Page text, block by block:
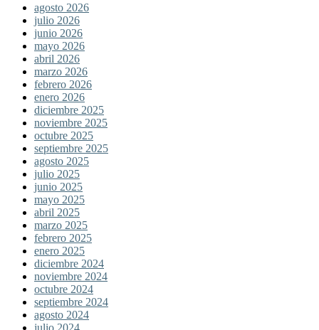
agosto 2026
julio 2026
junio 2026
mayo 2026
abril 2026
marzo 2026
febrero 2026
enero 2026
diciembre 2025
noviembre 2025
octubre 2025
septiembre 2025
agosto 2025
julio 2025
junio 2025
mayo 2025
abril 2025
marzo 2025
febrero 2025
enero 2025
diciembre 2024
noviembre 2024
octubre 2024
septiembre 2024
agosto 2024
julio 2024